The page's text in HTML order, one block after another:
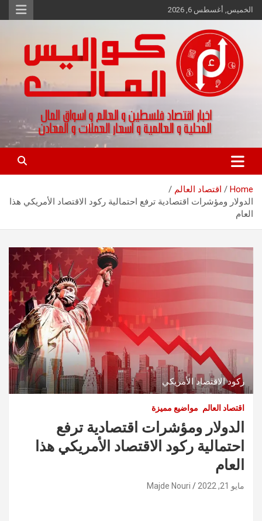
Skip
to
الخميس, أغسطس 6, 2026
كواليس المال
اخبار اقتصاد فلسطين و العالم و تقارير اسواق المال و العملات
Home
اقتصاد العالم
الدولار ومؤشرات اقتصادية ترفع احتمالية ركود الاقتصاد الأمريكي هذا
العام
ركود الاقتصاد الأمريكي
اقتصاد العالم مواضيع مميزة
الدولار ومؤشرات اقتصادية ترفع
احتمالية ركود الاقتصاد الأمريكي هذا
العام
مايو 21, 2022 Majde Nouri